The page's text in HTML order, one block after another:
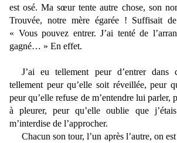
est osé. Ma sœur tente autre chose, son
Trouvée, notre mère égarée ! Suffisait de
« Vous pouvez entrer. J’ai tenté de
gagné… » En effet.
J’ai eu tellement peur d’entrer dans
tellement peur qu’elle soit réveillée, peur
peur qu’elle refuse de m’entendre lui parler,
à pleurer, peur qu’elle oublie que
m’interdise de l’approcher.
Chacun son tour, l’un après l’autre, on